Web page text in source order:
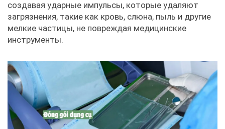
создавая ударные импульсы, которые удаляют
загрязнения, такие как кровь, слюна, пыль и другие
мелкие частицы, не повреждая медицинские
инструменты.